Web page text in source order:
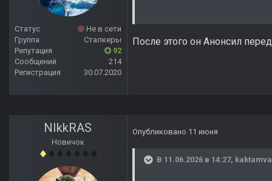
Статус
Не в сети
Группа
Сталкеры
Репутация
92
Сообщений
214
Регистрация
30.07.2020
После этого он Анонсил
NIkkRAS
Новичок
Опубликовано 11 июня
В 11.06.2026 в 14:27,